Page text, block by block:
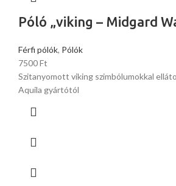
Póló „viking – Midgard
Férfi pólók, Pólók
7500Ft
Szitanyomott viking szimbólumokkal
Aquila gyártótól